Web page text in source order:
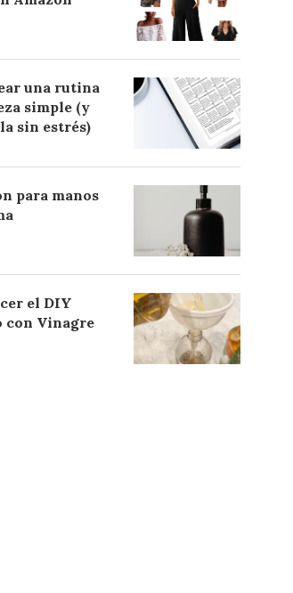
una rutina
simple (y
sin estrés)
para manos
el DIY
con Vinagre